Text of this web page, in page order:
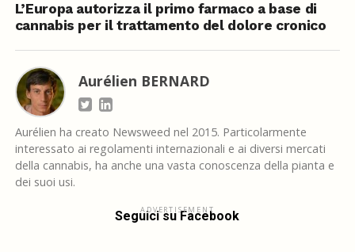
L’Europa autorizza il primo farmaco a base di
cannabis per il trattamento del dolore cronico
Aurélien BERNARD
Aurélien ha creato Newsweed nel 2015. Particolarmente
interessato ai regolamenti internazionali e ai diversi mercati
della cannabis, ha anche una vasta conoscenza della pianta e
dei suoi usi.
ADVERTISEMENT
Seguici su Facebook